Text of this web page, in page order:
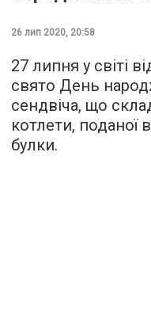
26 лип 2020, 20:58
27 липня у світі
свято День
сендвіча, що
котлети, поданої
булки.